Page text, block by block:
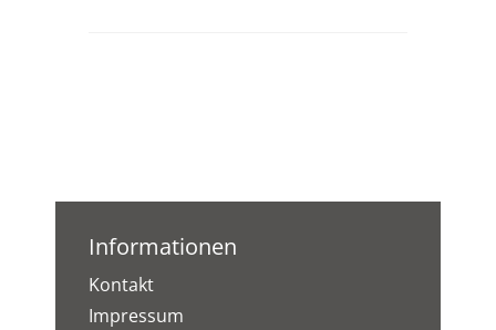
Informationen
Kontakt
Impressum